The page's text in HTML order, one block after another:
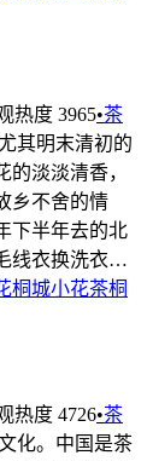
热度 3965•茶
明末清初的
淡淡清香，
乡不舍的情
半年去的北
线衣换洗衣…
桐城小花茶桐
热度 4726•茶
化。中国是茶